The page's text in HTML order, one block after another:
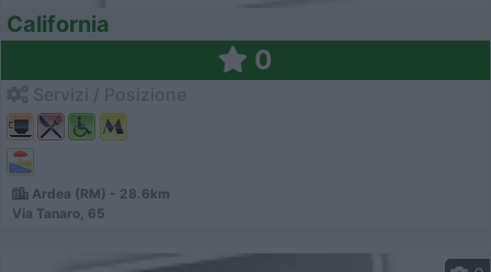
California
0
Ardea (RM) - 28.6km
Via Tanaro, 65